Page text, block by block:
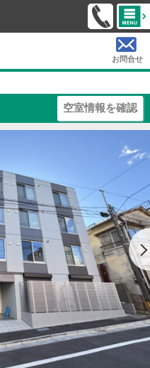
お問合せ
空室情報を確認